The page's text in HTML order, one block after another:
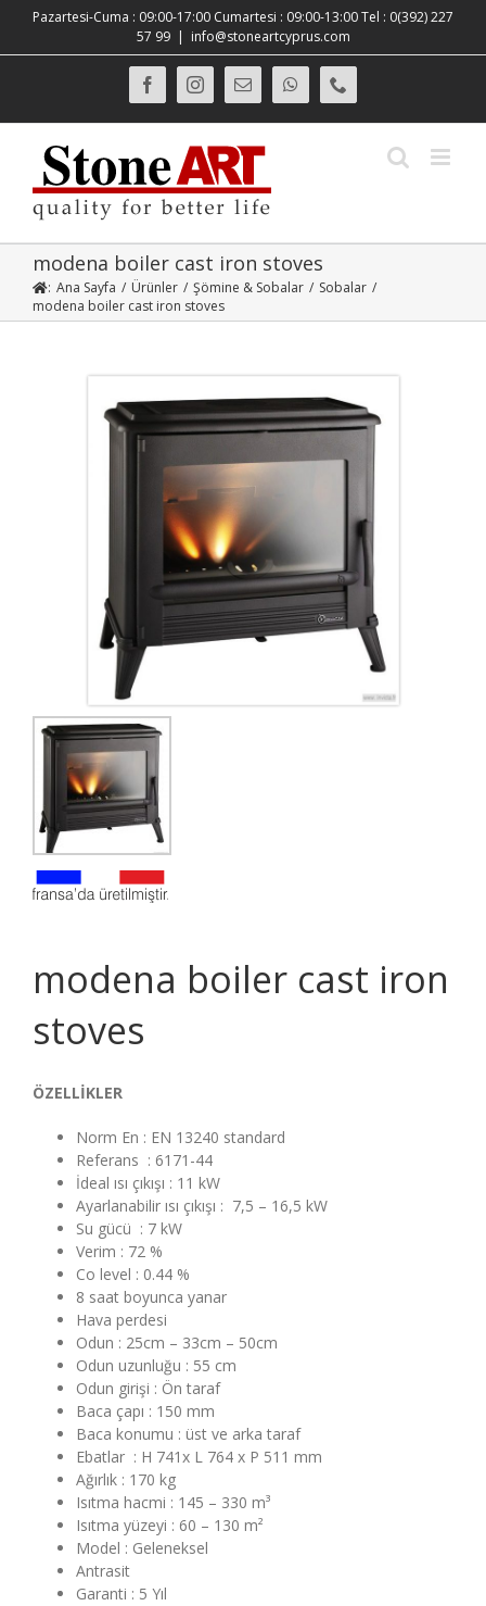
content
Pazartesi-Cuma : 09:00-17:00 Cumartesi : 09:00-13:00 Tel : 0(392) 227
57 99 | info@stoneartcyprus.com
FacebookInstagram
E-
posta
WhatsApp
modena boiler cast iron stoves
: Ana Sayfa / Ürünler / Şömine & Sobalar / Sobalar /
modena boiler cast iron stoves
modena boiler cast iron
stoves
ÖZELLİKLER
Norm En : EN 13240 standard
Referans : 6171-44
İdeal ısı çıkışı : 11 kW
Ayarlanabilir ısı çıkışı : 7,5 – 16,5 kW
Su gücü : 7 kW
Verim : 72 %
Co level : 0.44 %
8 saat boyunca yanar
Hava perdesi
Odun : 25cm – 33cm – 50cm
Odun uzunluğu : 55 cm
Odun girişi : Ön taraf
Baca çapı : 150 mm
Baca konumu : üst ve arka taraf
Ebatlar : H 741x L 764 x P 511 mm
Ağırlık : 170 kg
Isıtma hacmi : 145 – 330 m³
Isıtma yüzeyi : 60 – 130 m²
Model : Geleneksel
Antrasit
Garanti : 5 Yıl